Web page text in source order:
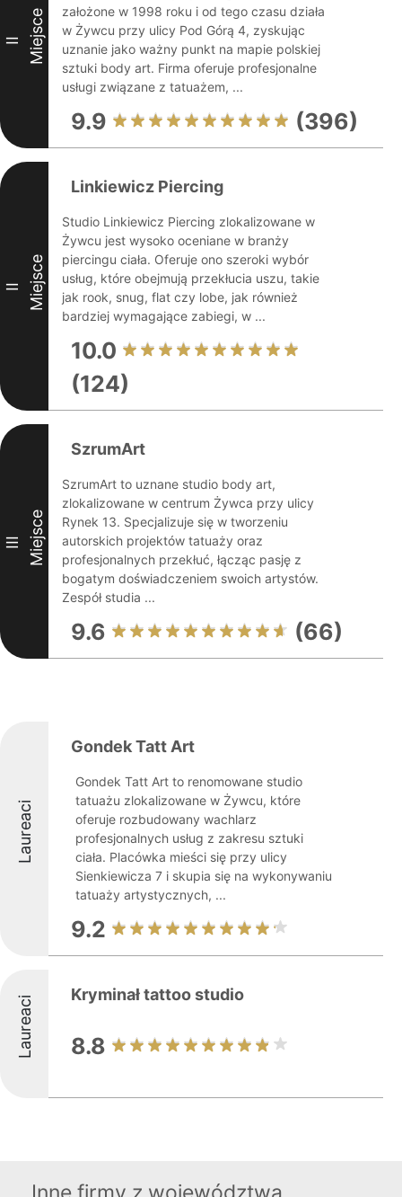
II Miejsce
założone w 1998 roku i od tego czasu działa
w Żywcu przy ulicy Pod Górą 4, zyskując
uznanie jako ważny punkt na mapie polskiej
sztuki body art. Firma oferuje profesjonalne
usługi związane z tatuażem, ...
9.9 (396)
II Miejsce
Linkiewicz Piercing
Studio Linkiewicz Piercing zlokalizowane w
Żywcu jest wysoko oceniane w branży
piercingu ciała. Oferuje ono szeroki wybór
usług, które obejmują przekłucia uszu, takie
jak rook, snug, flat czy lobe, jak również
bardziej wymagające zabiegi, w ...
10.0
(124)
III Miejsce
SzrumArt
SzrumArt to uznane studio body art,
zlokalizowane w centrum Żywca przy ulicy
Rynek 13. Specjalizuje się w tworzeniu
autorskich projektów tatuaży oraz
profesjonalnych przekłuć, łącząc pasję z
bogatym doświadczeniem swoich artystów.
Zespół studia ...
9.6 (66)
Laureaci
Gondek Tatt Art
Gondek Tatt Art to renomowane studio
tatuażu zlokalizowane w Żywcu, które
oferuje rozbudowany wachlarz
profesjonalnych usług z zakresu sztuki
ciała. Placówka mieści się przy ulicy
Sienkiewicza 7 i skupia się na wykonywaniu
tatuaży artystycznych, ...
9.2
Laureaci Kryminał tattoo studio
8.8